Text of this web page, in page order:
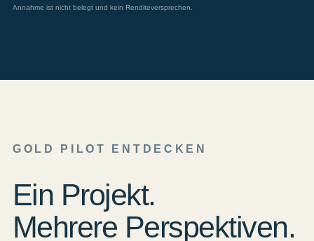
Annahme ist nicht belegt und kein Renditeversprechen.
GOLD PILOT ENTDECKEN
Ein Projekt.
Mehrere Perspektiven.